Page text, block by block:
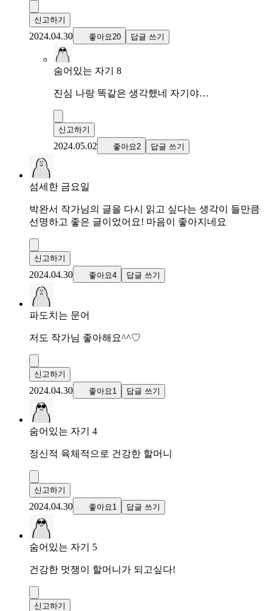
신고하기
2024.04.30 좋아요20 답글 쓰기
숨어있는 자기 8
진심 나랑 똑같은 생각했네 자기야…
신고하기
2024.05.02 좋아요2 답글 쓰기
섬세한 금요일
박완서 작가님의 글을 다시 읽고 싶다는 생각이 들만큼
선명하고 좋은 글이었어요! 마음이 좋아지네요
신고하기
2024.04.30 좋아요4 답글 쓰기
파도치는 문어
저도 작가님 좋아해요^^♡
신고하기
2024.04.30 좋아요1 답글 쓰기
숨어있는 자기 4
정신적 육체적으로 건강한 할머니
신고하기
2024.04.30 좋아요1 답글 쓰기
숨어있는 자기 5
건강한 멋쟁이 할머니가 되고싶다!
신고하기